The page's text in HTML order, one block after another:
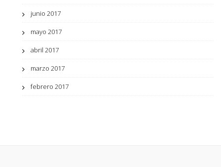
junio 2017
mayo 2017
abril 2017
marzo 2017
febrero 2017